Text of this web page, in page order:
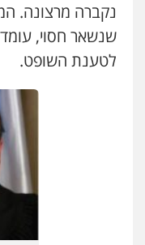
נקברה מרצונה.
שנשאר חסוי, עומד
לטענת השופט.